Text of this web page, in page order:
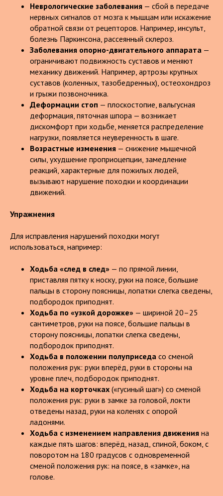
Неврологические заболевания — сбой в передаче
нервных сигналов от мозга к мышцам или искажение
обратной связи от рецепторов. Например, инсульт,
болезнь Паркинсона, рассеянный склероз.
Заболевания опорно-двигательного аппарата —
ограничивают подвижность суставов и меняют
механику движений. Например, артрозы крупных
суставов (коленных, тазобедренных), остеохондроз
и грыжи позвоночника.
Деформации стоп — плоскостопие, вальгусная
деформация, пяточная шпора — возникает
дискомфорт при ходьбе, меняется распределение
нагрузки, появляется неуверенность в шаге.
Возрастные изменения — снижение мышечной
силы, ухудшение проприоцепции, замедление
реакций, характерные для пожилых людей,
вызывают нарушение походки и координации
движений.
Упражнения
Для исправления нарушений походки могут
использоваться, например:
Ходьба «след в след» — по прямой линии,
приставляя пятку к носку, руки на поясе, большие
пальцы в сторону поясницы, лопатки слегка сведены,
подбородок приподнят.
Ходьба по «узкой дорожке» — шириной 20–25
сантиметров, руки на поясе, большие пальцы в
сторону поясницы, лопатки слегка сведены,
подбородок приподнят.
Ходьба в положении полуприседа со сменой
положения рук: руки вперёд, руки в стороны на
уровне плеч, подбородок приподнят.
Ходьба на корточках («гусиный шаг») со сменой
положения рук: руки в замке за головой, локти
отведены назад, руки на коленях с опорой
ладонями.
Ходьба с изменением направления движения на
каждые пять шагов: вперёд, назад, спиной, боком, с
поворотом на 180 градусов с одновременной
сменой положения рук: на поясе, в «замке», на
голове.